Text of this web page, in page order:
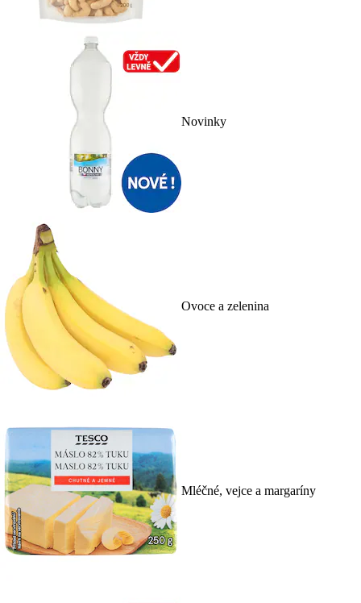
Novinky
Ovoce a zelenina
Mléčné, vejce a margaríny